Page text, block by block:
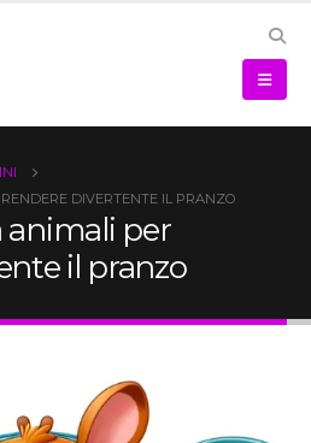
DIVERTENTE IL PRANZO
animali per
il pranzo